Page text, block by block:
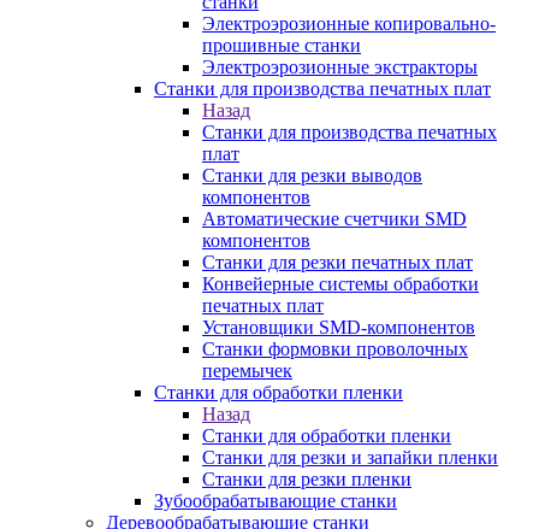
Электроэрозионные копировально-
прошивные станки
Электроэрозионные экстракторы
Станки для производства печатных плат
Назад
Станки для производства печатных
плат
Станки для резки выводов
компонентов
Автоматические счетчики SMD
компонентов
Станки для резки печатных плат
Конвейерные системы обработки
печатных плат
Установщики SMD-компонентов
Станки формовки проволочных
перемычек
Станки для обработки пленки
Назад
Станки для обработки пленки
Станки для резки и запайки пленки
Станки для резки пленки
Зубообрабатывающие станки
Деревообрабатывающие станки